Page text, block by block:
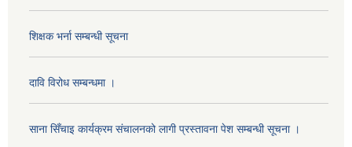
शिक्षक भर्ना सम्बन्धी सूचना
दावि विरोध सम्बन्धमा ।
साना सिँचाइ कार्यक्रम संचालनको लागी प्रस्तावना पेश सम्बन्धी सूचना ।